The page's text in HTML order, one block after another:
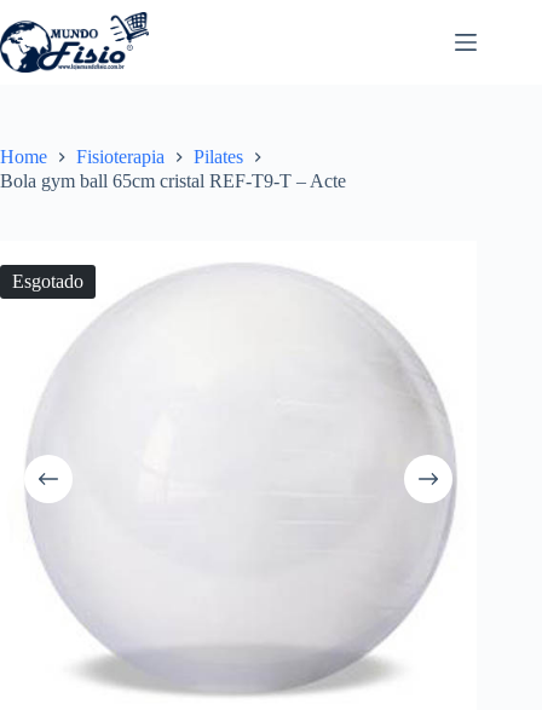
para
o
conteúdo
Home Fisioterapia
Pilates
Bola gym ball 65cm cristal REF-T9-T – Acte
Esgotado